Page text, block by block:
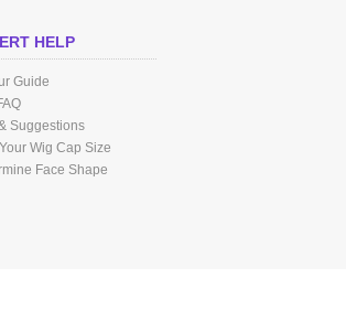
HELP
Guide
Suggestions
Wig Cap Size
Face Shape